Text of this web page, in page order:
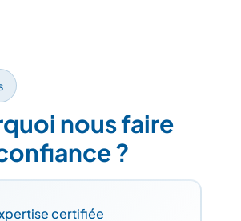
nous faire
?
certifiée